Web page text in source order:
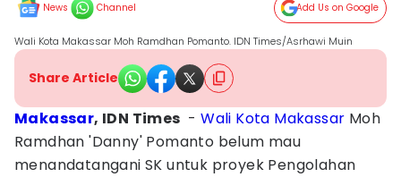
News Channel Add Us on Google
Wali Kota Makassar Moh Ramdhan Pomanto. IDN Times/Asrhawi Muin
Share Article
Makassar, IDN Times -Wali Kota Makassar Moh
Ramdhan 'Danny' Pomanto belum mau
menandatangani SK untuk proyek Pengolahan